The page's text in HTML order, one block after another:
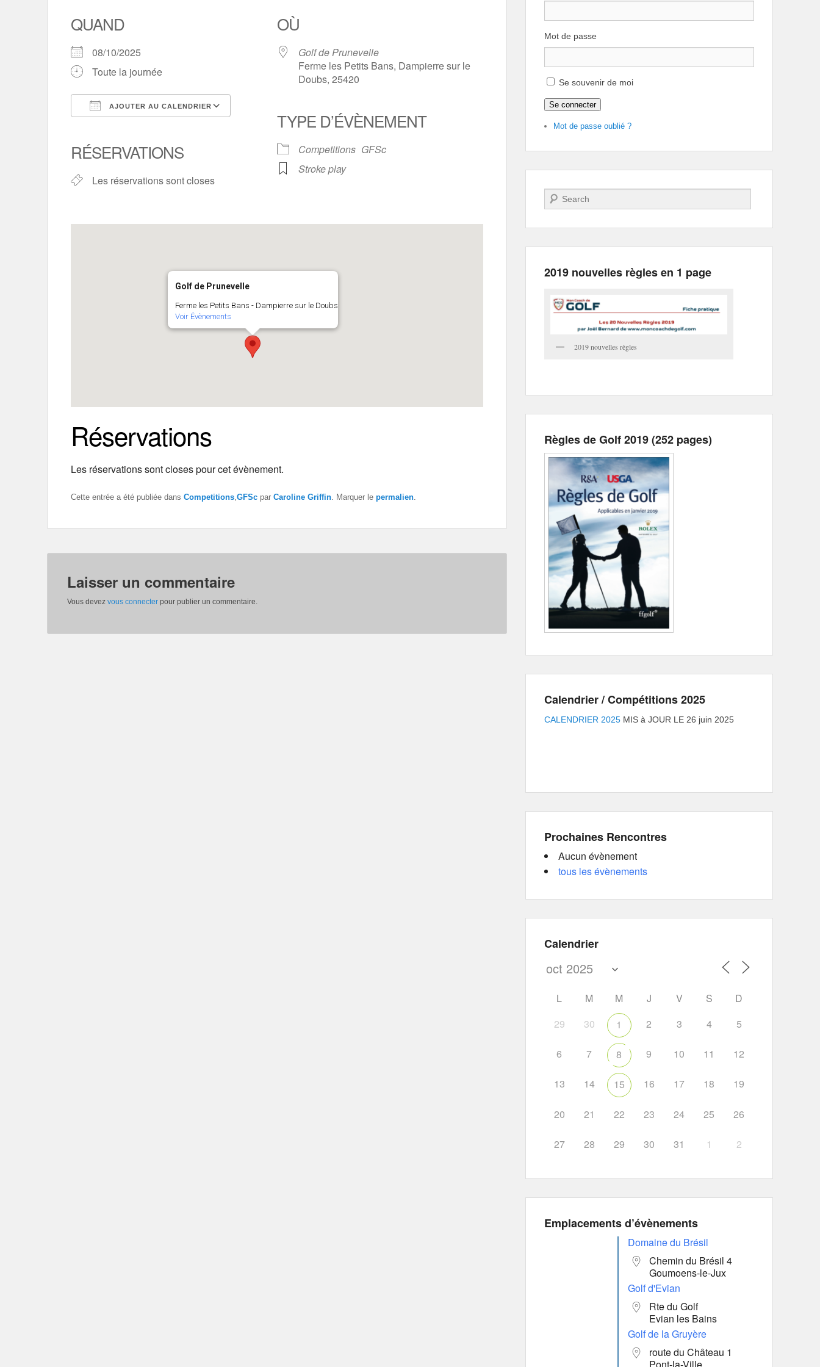
QUAND
08/10/2025
Toute la journée
AJOUTER AU CALENDRIER
Calendrier Google iCalendar Office 365
RÉSERVATIONS
Les réservations sont closes
OÙ
Golf de Prunevelle
Ferme les Petits Bans, Dampierre sur le
Doubs, 25420
TYPE D’ÉVÈNEMENT
Competitions GFSc
Stroke play
Golf de Prunevelle
Ferme les Petits Bans - Dampierre sur le Doubs
Voir Évènements
Réservations
Les réservations sont closes pour cet évènement.
Cette entrée a été publiée dans Competitions,GFSc par Caroline Griffin. Marquer le permalien.
Laisser un commentaire
Vous devez vous connecter pour publier un commentaire.
Mot de passe
Se souvenir de moi
Se connecter
Mot de passe oublié ?
Recherche
2019 nouvelles règles en 1 page
2019 nouvelles règles
Règles de Golf 2019 (252 pages)
Calendrier / Compétitions 2025
CALENDRIER 2025 MIS à JOUR LE 26 juin 2025
Prochaines Rencontres
Aucun évènement
tous les évènements
Calendrier
L M M J V S
D
29
30 1 2 3 4 5
6 7 8 9 10 11 12
13 14 15 16 17 18 19
20 21 22 23 24 25 26
27 28 29 30 31 1 2
Emplacements d’évènements
Domaine du Brésil
Chemin du Brésil 4
Goumoens-le-Jux
Golf d'Evian
Rte du Golf
Evian les Bains
Golf de la Gruyère
route du Château 1